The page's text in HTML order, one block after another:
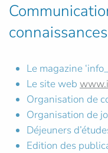
Le magazine
Le site web
Organisation de
Organisation de
Déjeuners
Edition des